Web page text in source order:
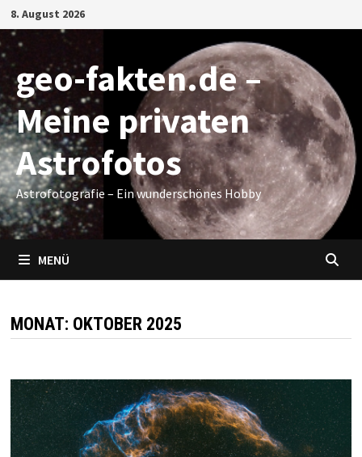
Zum
Inhalt
springen
8. August 2026
geo-fakten.de –
Meine privaten
Astrofotos
Astrofotografie – Ein wunderschönes Hobby
MENÜ
MONAT: OKTOBER 2025